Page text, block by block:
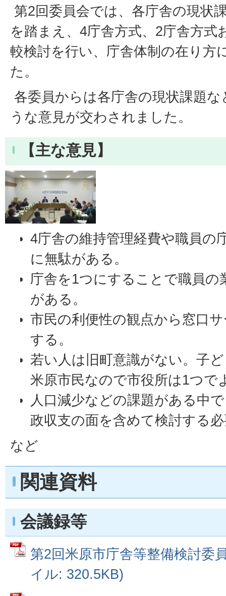
第2回委員会では、各庁舎の現状
を踏まえ、4庁舎方式、2庁舎方式
較検討を行い、庁舎体制の在り方
た。
各委員からは各庁舎の現状課題
うな意見が交わされました。
【主な意見】
4庁舎の維持管理経費や職員の
に無駄がある。
庁舎を1つにすることで職員の
がある。
市民の利便性の観点から窓口
する。
若い人は旧町意識がない。子
米原市民なので市役所は1つで
人口減少などの課題がある中
政収支の面を含めて検討する
など
関連資料
会議録等
第2回米原市庁舎等整備検討委
イル: 320.5KB)